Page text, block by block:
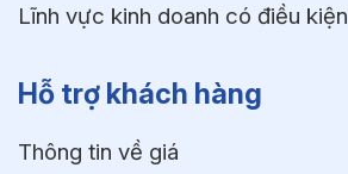
Lĩnh vực kinh doanh có điều kiện
Hỗ trợ khách hàng
Thông tin về giá